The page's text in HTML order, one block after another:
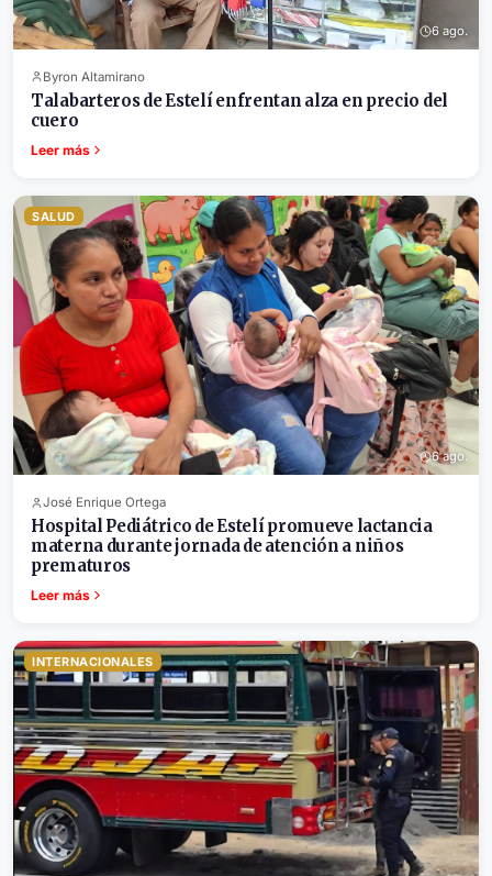
6 ago.
Byron Altamirano
Talabarteros de Estelí enfrentan alza en precio del
cuero
Leer más
SALUD
6 ago.
José Enrique Ortega
Hospital Pediátrico de Estelí promueve lactancia
materna durante jornada de atención a niños
prematuros
Leer más
INTERNACIONALES